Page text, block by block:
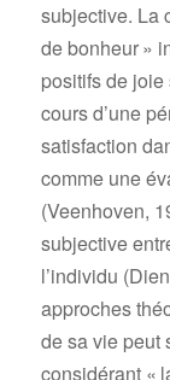
subjective. La
de bonheur »
positifs de
cours d’une
satisfaction
comme une
(Veenhoven,
subjective
l’individu
approches
de sa vie peut
considérant «